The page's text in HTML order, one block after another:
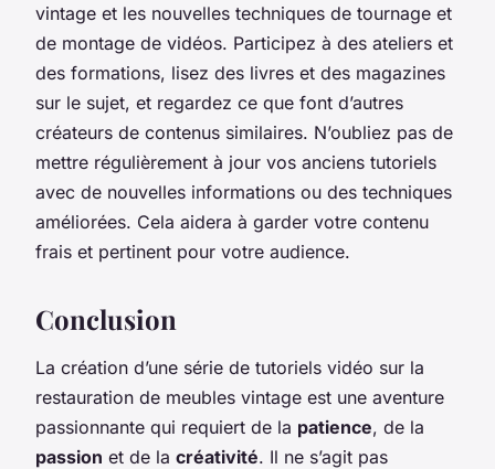
vintage et les nouvelles techniques de tournage et
de montage de vidéos. Participez à des ateliers et
des formations, lisez des livres et des magazines
sur le sujet, et regardez ce que font d’autres
créateurs de contenus similaires. N’oubliez pas de
mettre régulièrement à jour vos anciens tutoriels
avec de nouvelles informations ou des techniques
améliorées. Cela aidera à garder votre contenu
frais et pertinent pour votre audience.
Conclusion
La création d’une série de tutoriels vidéo sur la
restauration de meubles vintage est une aventure
passionnante qui requiert de la patience, de la
passion et de la créativité. Il ne s’agit pas